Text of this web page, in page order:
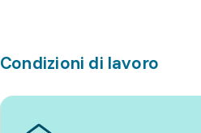
Condizioni di lavoro